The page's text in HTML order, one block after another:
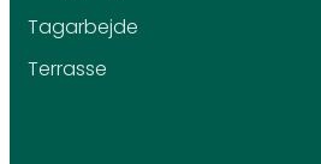
Tagarbejde
Terrasse